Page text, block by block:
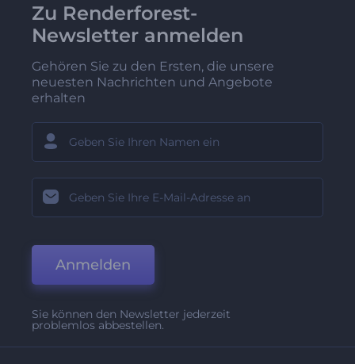
Zu Renderforest-
Newsletter anmelden
Gehören Sie zu den Ersten, die unsere
neuesten Nachrichten und Angebote
erhalten
Anmelden
Sie können den Newsletter jederzeit
problemlos abbestellen.